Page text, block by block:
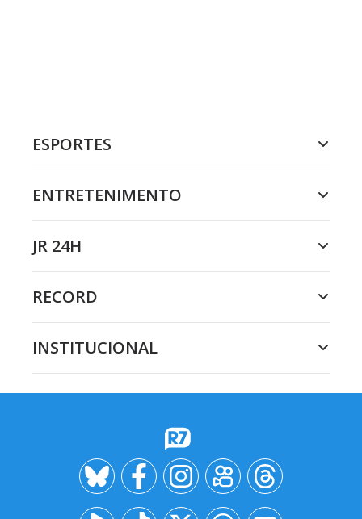
ESPORTES
ENTRETENIMENTO
JR 24H
RECORD
INSTITUCIONAL